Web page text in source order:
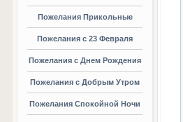
Пожелания Прикольные
Пожелания с 23 Февраля
Пожелания с Днем Рождения
Пожелания с Добрым Утром
Пожелания Спокойной Ночи